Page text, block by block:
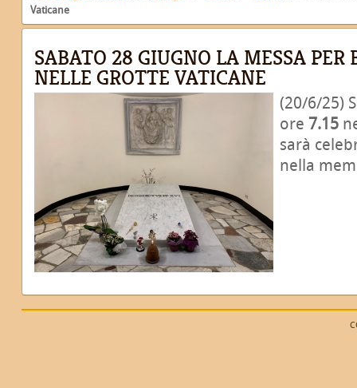
Vaticane
SABATO 28 GIUGNO LA MESSA PER
NELLE GROTTE VATICANE
(20/6/25)
ore 7.15
sarà
nella